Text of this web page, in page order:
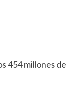
454 millones de